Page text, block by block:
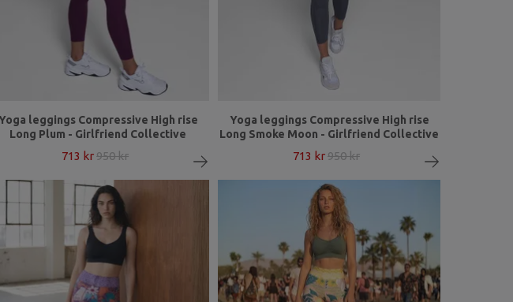
Yoga leggings Compressive High rise
Long Plum - Girlfriend Collective
713 kr950 kr
Yoga leggings Compressive High rise
Long Smoke Moon - Girlfriend Collective
713 kr950 kr